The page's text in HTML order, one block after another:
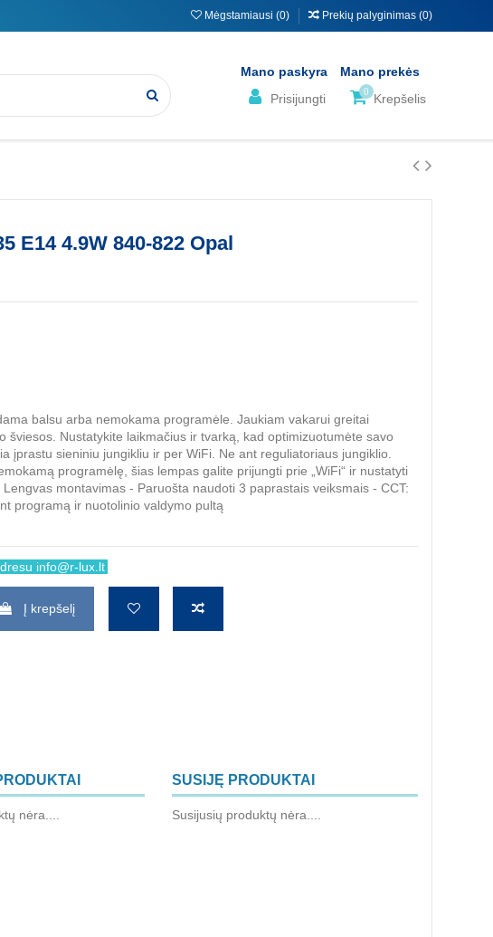
Mėgstamiausi (0) Prekių palyginimas (0)
Mano paskyra
Prisijungti
Mano prekės
0Krepšelis
E14 4.9W 840-822 Opal
balsu arba nemokama programėle. Jaukiam vakarui greitai
šviesos. Nustatykite laikmačius ir tvarką, kad optimizuotumėte savo
įprastu sieniniu jungikliu ir per WiFi. Ne ant reguliatoriaus jungiklio.
programėlę, šias lempas galite prijungti prie „WiFi“ ir nustatyti
montavimas - Paruošta naudoti 3 paprastais veiksmais - CCT:
programą ir nuotolinio valdymo pultą
info@r-lux.lt
Į krepšelį
nėra....
SUSIJĘ PRODUKTAI
Susijusių produktų nėra....